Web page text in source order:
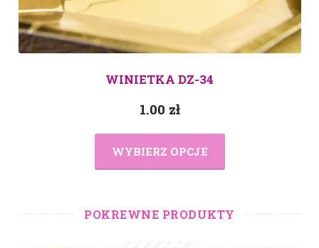
WINIETKA DZ-34
1.00 zł
WYBIERZ OPCJE
POKREWNE PRODUKTY